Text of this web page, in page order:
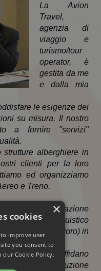
La Avion
Travel,
agenzia di
viaggio e
turismo/tour
operator, è
gestita da me
e dalla mia
le esigenze dei
su misura. Il nostro
a fornire "servizi"
alberghiere in
clienti per la loro
ed organizziamo
e Treno.
nell'organizzazione
linguistico
Scuola Lavoro) in
ci affidano
siano essi di istruzione
cookies
improve user
you consent to
our Cookie Policy.
×